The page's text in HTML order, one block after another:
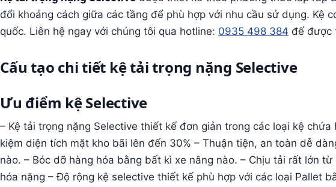
đổi khoảng cách giữa các tầng để phù hợp với nhu cầu sử dụng. Kệ
quốc. Liên hệ ngay với chúng tôi qua hotline: 0935 498 384 đế được
Cấu tạo chi tiết kệ tải trọng nặng Selective
Ưu điểm kệ Selective
– Kệ tải trọng nặng Selective thiết kế đơn giản trong các loại kệ
kiệm diện tích mặt kho bãi lên đến 30% – Thuận tiện, an toàn dễ
nào. – Bóc dỡ hàng hóa bằng bất kì xe nâng nào. – Chịu tải rất lớn
hóa nặng – Độ rộng kệ selective thiết kế phù hợp với các loại Pallet